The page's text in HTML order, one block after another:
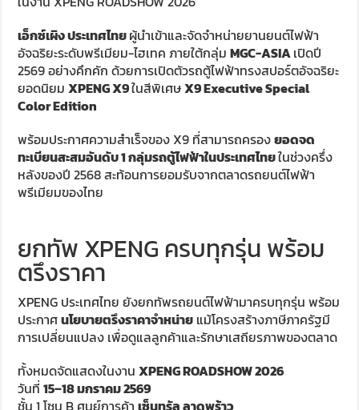
เอ็กซ์เผิง ประเทศไทยผู้นำเข้าและจัดจำหน่ายยานยนต์ไฟฟ้า
อัจฉริยะระดับพรีเมียม-ไฮเทค ภายใต้กลุ่มMGC-ASIAเปิดปี
2569 อย่างคึกคัก ด้วยการเปิดตัวรถตู้ไฟฟ้าทรงสปอร์ตอัจฉริยะ
ยอดนิยมXPENG X9ในสีพิเศษX9 Executive Special
Color Edition
พร้อมประกาศความสำเร็จของ X9 ที่สามารถครองยอดจด
ทะเบียนสะสมอันดับ 1 กลุ่มรถตู้ไฟฟ้าในประเทศไทยในช่วงครึ่ง
หลังของปี 2568 สะท้อนการยอมรับจากตลาดรถยนต์ไฟฟ้า
พรีเมียมของไทย
ยกทัพ XPENG ครบทุกรุ่น พร้อม
ตรึงราคา
XPENG ประเทศไทย ยังยกทัพรถยนต์ไฟฟ้ามาครบทุกรุ่น พร้อม
ประกาศนโยบายตรึงราคาจำหน่าย แม้โครงสร้างภาษีภาครัฐมี
การเปลี่ยนแปลง เพื่อดูแลลูกค้าและรักษาเสถียรภาพของตลาด
ทั้งหมดจัดแสดงในงานXPENG ROADSHOW 2026
วันที่15–18 มกราคม 2569